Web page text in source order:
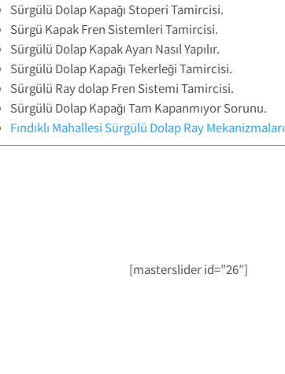
Sürgülü Dolap Kapağı Stoperi Tamircisi.
Sürgü Kapak Fren Sistemleri Tamircisi.
Sürgülü Dolap Kapak Ayarı Nasıl Yapılır.
Sürgülü Dolap Kapağı Tekerleği Tamircisi.
Sürgülü Ray dolap Fren Sistemi Tamircisi.
Sürgülü Dolap Kapağı Tam Kapanmıyor Sorunu.
Fındıklı Mahallesi Sürgülü Dolap Ray Mekanizmaları
[masterslider id=”26″]